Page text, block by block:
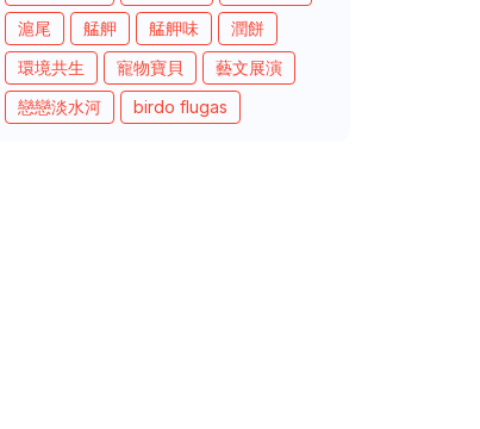
滬尾
艋舺 艋舺味
潤餅
環境共生
寵物寶貝
藝文展演
戀戀淡水河
birdo flugas